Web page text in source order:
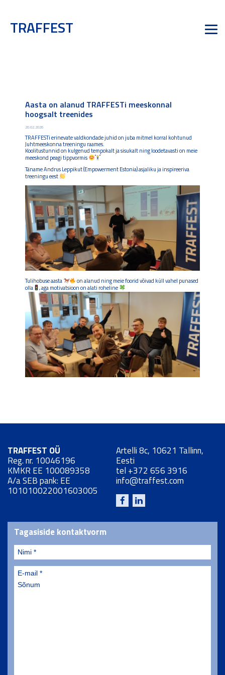
TRAFFEST
Aasta on alanud TRAFFESTi meeskonnal
hoogsalt treenides
20.02.2026
TRAFFESTi erinevate valdkondade juhid on juba mitmel korral kohtunud
Juhtmeeskonna treeningu raames.
Koolitustunnid on kulgenud tempokalt ja sisukalt ning loodetavasti on meie
meeskond peagi tippvormis
Täname Andrus Leppikut (Empowerment Estonia) asjaliku ja inspireeriva
treeningu eest
Tulihobuse aasta
on alanud ning meie foorid võivad küll vahel punased
olla
, aga motivatsioon on alati roheline
TRAFFEST OÜ
Reg. nr. 10046196
KMKR EE 100089358
A/a SEB pank: EE
101010022001603005
Artelli 8c, 10621 Tallinn,
Eesti
tel +372 656 3916
info@traffest.com
Tagasiside kontaktvorm